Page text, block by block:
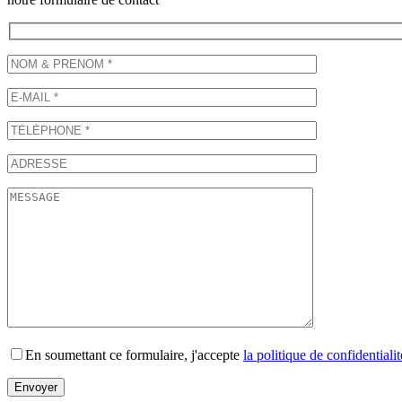
En soumettant ce formulaire, j'accepte la politique de